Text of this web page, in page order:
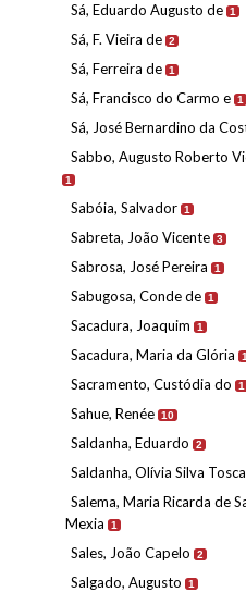
Sá, Eduardo Augusto de 1
Sá, F. Vieira de 2
Sá, Ferreira de 1
Sá, Francisco do Carmo e 1
Sá, José Bernardino da
Sabbo, Augusto Roberto
1
Sabóia, Salvador 1
Sabreta, João Vicente 3
Sabrosa, José Pereira 1
Sabugosa, Conde de 1
Sacadura, Joaquim 1
Sacadura, Maria da Glória 1
Sacramento, Custódia do 1
Sahue, Renée 10
Saldanha, Eduardo 2
Saldanha, Olívia Silva
Salema, Maria Ricarda de
Mexia
1
Sales, João Capelo 2
Salgado, Augusto 1